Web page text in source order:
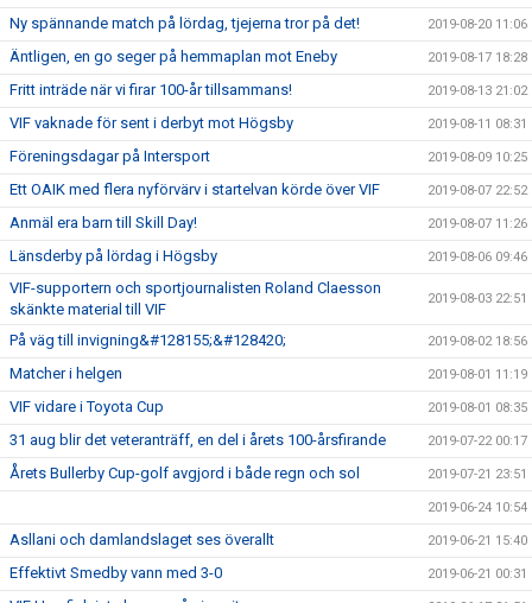
Ny spännande match på lördag, tjejerna tror på det! 2019-08-20 11:06
Äntligen, en go seger på hemmaplan mot Eneby 2019-08-17 18:28
Fritt inträde när vi firar 100-år tillsammans! 2019-08-13 21:02
VIF vaknade för sent i derbyt mot Högsby 2019-08-11 08:31
Föreningsdagar på Intersport 2019-08-09 10:25
Ett OAIK med flera nyförvärv i startelvan körde över VIF 2019-08-07 22:52
Anmäl era barn till Skill Day! 2019-08-07 11:26
Länsderby på lördag i Högsby 2019-08-06 09:46
VIF-supportern och sportjournalisten Roland Claesson
skänkte material till VIF
2019-08-03 22:51
På väg till invigning&#128155;&#128420; 2019-08-02 18:56
Matcher i helgen 2019-08-01 11:19
VIF vidare i Toyota Cup 2019-08-01 08:35
31 aug blir det veteranträff, en del i årets 100-årsfirande 2019-07-22 00:17
Årets Bullerby Cup-golf avgjord i både regn och sol 2019-07-21 23:51
2019-06-24 10:54
Asllani och damlandslaget ses överallt 2019-06-21 15:40
Effektivt Smedby vann med 3-0 2019-06-21 00:31